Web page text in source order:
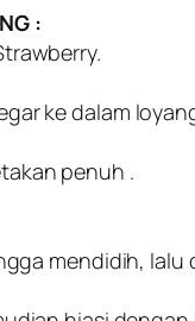
:
ke dalam
penuh .
mendidih, lalu